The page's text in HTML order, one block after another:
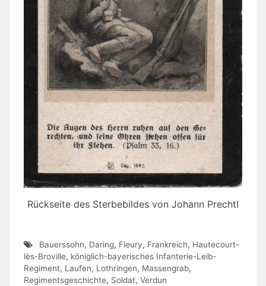
Rückseite des Sterbebildes von Johann Prechtl
Bauerssohn, Daring, Fleury, Frankreich, Hautecourt-
lès-Broville, königlich-bayerisches Infanterie-Leib-
Regiment, Laufen, Lothringen, Massengrab,
Regimentsgeschichte, Soldat, Verdun